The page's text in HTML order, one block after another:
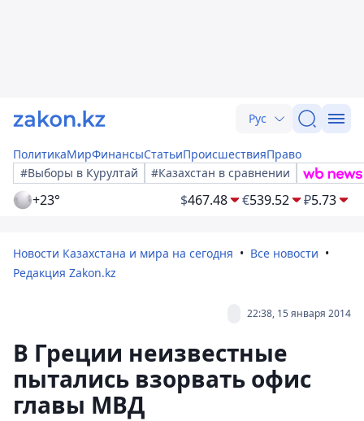
Рус
ПолитикаМирФинансыСтатьиПроисшествияПраво
#Выборы в Курултай
#Казахстан в сравнении
+23° $467.48 €539.52 ₽5.73
Новости Казахстана и мира на сегодня
Все новости
Редакция Zakon.kz
22:38, 15 января 2014
В Греции неизвестные
пытались взорвать офис
главы МВД